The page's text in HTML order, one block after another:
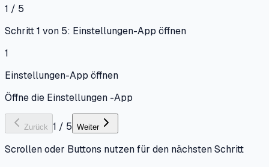
1 / 5
Schritt 1 von 5: Einstellungen-App öffnen
1
Einstellungen-App öffnen
Öffne die Einstellungen -App
Zurück 1 / 5 Weiter
Scrollen oder Buttons nutzen für den nächsten Schritt